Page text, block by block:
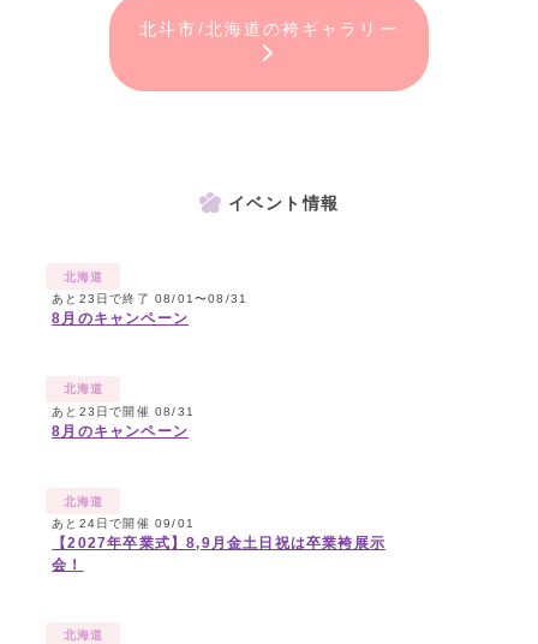
北斗市/北海道の袴ギャラリー
イベント情報
北海道
あと23日で終了 08/01〜08/31
8月のキャンペーン
北海道
あと23日で開催 08/31
8月のキャンペーン
北海道
あと24日で開催 09/01
【2027年卒業式】8,9月金土日祝は卒業袴展示
会！
北海道